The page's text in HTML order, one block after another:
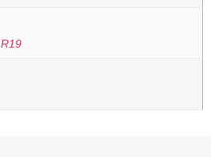
,R19